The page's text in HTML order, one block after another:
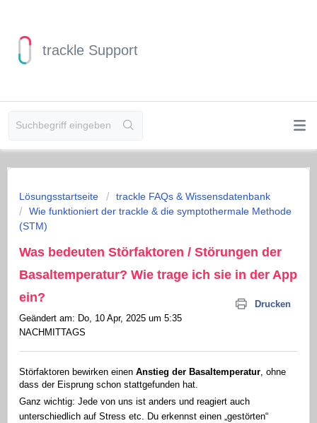
trackle Support
Lösungsstartseite
trackle FAQs & Wissensdatenbank
Wie funktioniert der trackle & die symptothermale Methode
(STM)
Was bedeuten Störfaktoren / Störungen der
Basaltemperatur? Wie trage ich sie in der App
ein?
Drucken
Geändert am: Do, 10 Apr, 2025 um 5:35
NACHMITTAGS
Störfaktoren bewirken einen Anstieg der Basaltemperatur, ohne
dass der Eisprung schon stattgefunden hat.
Ganz wichtig: Jede von uns ist anders und reagiert auch
unterschiedlich auf Stress etc. Du erkennst einen „gestörten“